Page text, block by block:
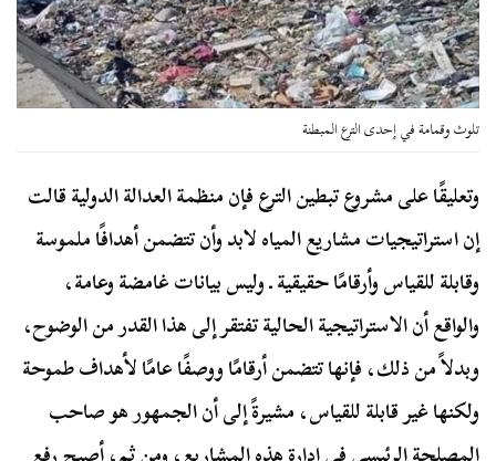
تلوث وقمامة في إحدى الترع المبطنة
وتعليقًا على مشروع تبطين الترع فإن منظمة العدالة الدولية قالت
إن استراتيجيات مشاريع المياه لابد وأن تتضمن أهدافًا ملموسة
وقابلة للقياس وأرقامًا حقيقية ـ وليس بيانات غامضة وعامة،
والواقع أن الاستراتيجية الحالية تفتقر إلى هذا القدر من الوضوح،
وبدلاً من ذلك، فإنها تتضمن أرقامًا ووصفًا عامًا لأهداف طموحة
ولكنها غير قابلة للقياس، مشيرةً إلى أن الجمهور هو صاحب